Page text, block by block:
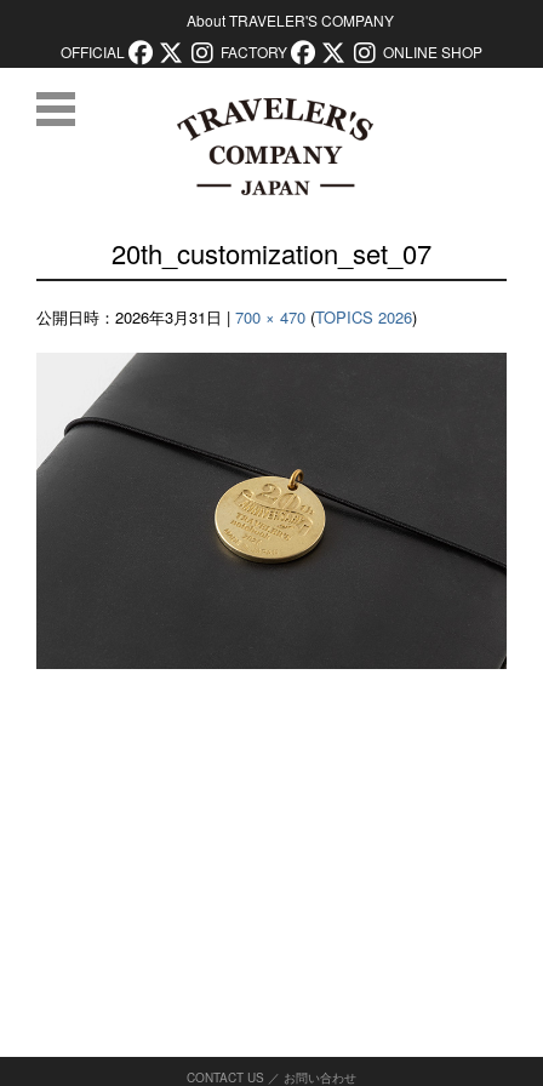
About TRAVELER'S COMPANY
OFFICIAL
FACTORY ONLINE SHOP
20th_customization_set_07
公開日時： 2026年3月31日 | 700 × 470 (TOPICS 2026)
CONTACT US ／ お問い合わせ